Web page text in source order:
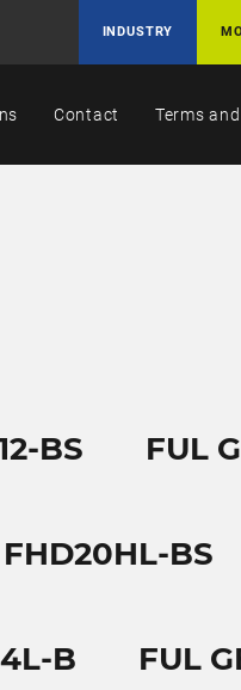
INDUSTRY
Contact Terms
BS FUL
BS
B FUL